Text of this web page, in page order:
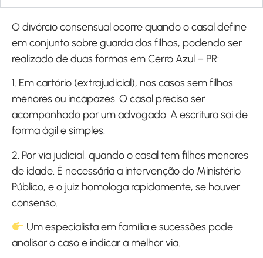
O divórcio consensual ocorre quando o casal define
em conjunto sobre guarda dos filhos, podendo ser
realizado de duas formas em Cerro Azul – PR:
1. Em cartório (extrajudicial), nos casos sem filhos
menores ou incapazes. O casal precisa ser
acompanhado por um advogado. A escritura sai de
forma ágil e simples.
2. Por via judicial, quando o casal tem filhos menores
de idade. É necessária a intervenção do Ministério
Público, e o juiz homologa rapidamente, se houver
consenso.
Um especialista em família e sucessões pode
analisar o caso e indicar a melhor via.